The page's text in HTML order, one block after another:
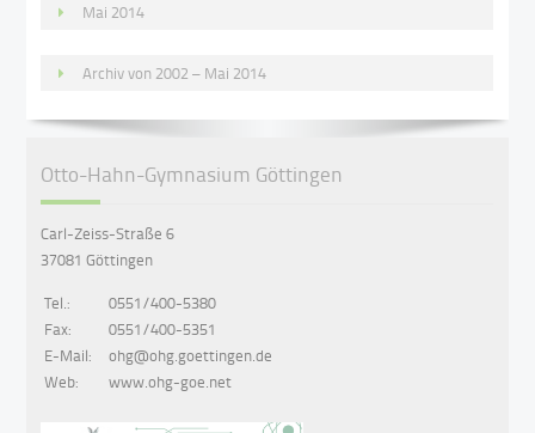
Mai 2014
Archiv von 2002 – Mai 2014
Otto-Hahn-Gymnasium Göttingen
Carl-Zeiss-Straße 6
37081 Göttingen
Tel.:
0551/400-5380
Fax:
0551/400-5351
E-Mail:
ohg@ohg.goettingen.de
Web:
www.ohg-goe.net